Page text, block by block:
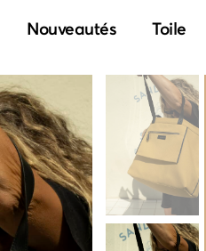
Nouveautés Toile